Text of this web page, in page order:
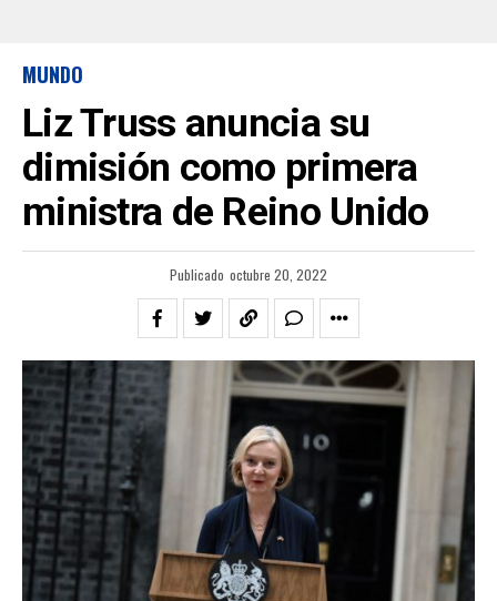
MUNDO
Liz Truss anuncia su
dimisión como primera
ministra de Reino Unido
Publicado octubre 20, 2022